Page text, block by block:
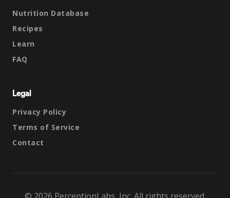
Nutrition Database
Recipes
Learn
FAQ
Legal
Privacy Policy
Terms of Service
Contact